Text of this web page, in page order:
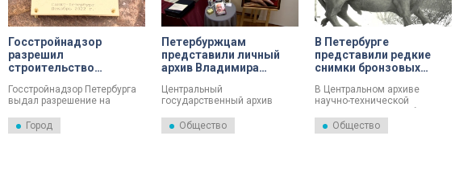
Госстройнадзор
разрешил
строительство
возле «Ладожской»
Госстройнадзор Петербурга
выдал разрешение на
Центрального
государственного
Город
Петербуржцам
представили личный
архив Владимира
Центральный
государственный архив
личного архива
заслуженного строителя
Общество
В Петербурге
представили редкие
снимки бронзовых
В Центральном архиве
научно-технической
документации Петербурга
представили редкие снимки
бронзовых быков,
Общество